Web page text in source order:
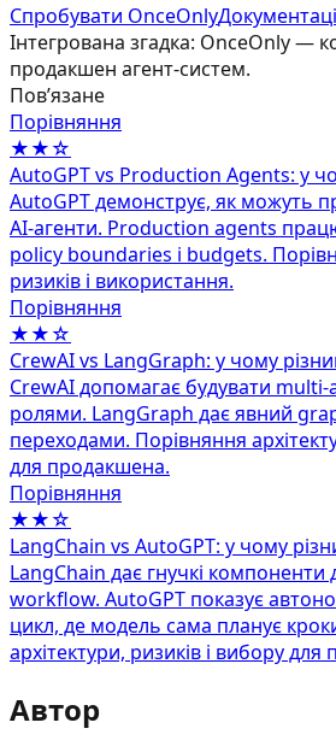
Спробувати OnceOnly
Інтегрована згадка: OnceOnly —
продакшен агент-систем.
Повʼязане
Порівняння
★★☆
AutoGPT vs Production Agents: у
AutoGPT демонструє, як можуть
AI-агенти. Production agents
policy boundaries і budgets.
ризиків і використання.
Порівняння
★★☆
CrewAI vs LangGraph: у чому
CrewAI допомагає будувати
ролями. LangGraph дає явний
переходами. Порівняння
для продакшена.
Порівняння
★★☆
LangChain vs AutoGPT: у чому
LangChain дає гнучкі компоненти
workflow. AutoGPT показує
цикл, де модель сама планує
архітектури, ризиків і вибору
Автор